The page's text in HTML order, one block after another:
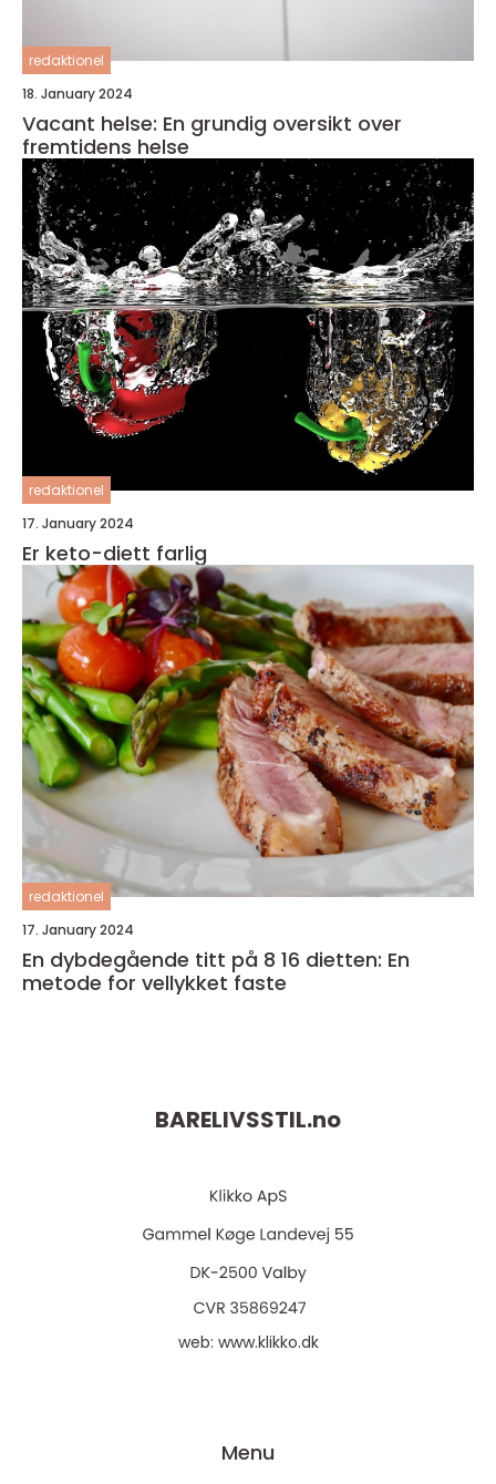
redaktionel
18. January 2024
Vacant helse: En grundig oversikt over
fremtidens helse
redaktionel
17. January 2024
Er keto-diett farlig
redaktionel
17. January 2024
En dybdegående titt på 8 16 dietten: En
metode for vellykket faste
BARELIVSSTIL.no
web: www.klikko.dk
Menu